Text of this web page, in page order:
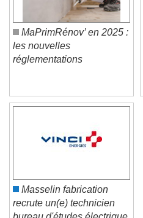
MaPrimRénov’ en 2025 :
les nouvelles
Masselin fabrication
recrute un(e) technicien